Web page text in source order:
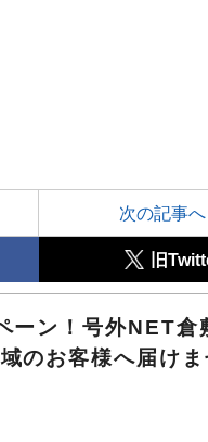
次の記事へ
旧
ーン！号外NET倉
のお客様へ届けま